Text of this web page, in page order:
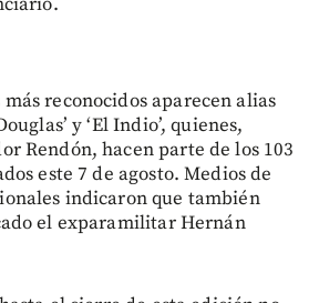
reconocidos aparecen alias
y ‘El Indio’, quienes,
Rendón, hacen parte de los 103
este 7 de agosto. Medios de
indicaron que también
el exparamilitar Hernán